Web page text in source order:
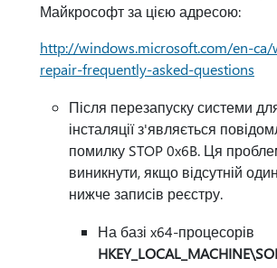
Майкрософт за цією адресою:
http://windows.microsoft.com/en-
repair-frequently-asked-questions
Після перезапуску системи
інсталяції з'являється
помилку STOP 0x6B. Ця
виникнути, якщо відсутній
нижче записів реєстру.
На базі x64-процесорів